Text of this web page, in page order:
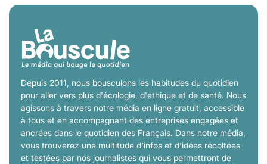
Depuis 2011, nous bousculons les habitudes du quotidien
pour aller vers plus d'écologie, d'éthique et de santé. Nous
agissons à travers notre média en ligne gratuit, accessible
à tous et en accompagnant des entreprises engagées et
ancrées dans le quotidien des Français. Dans notre média,
vous trouverez une multitude d'infos et d'idées récoltées
et testées par nos journalistes qui vous permettront de